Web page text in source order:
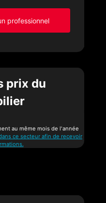
professionnel
prix du
au même mois de l'année
ce secteur afin de recevoir